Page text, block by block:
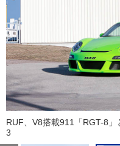
RUF、V8搭載911「RGT-8
3